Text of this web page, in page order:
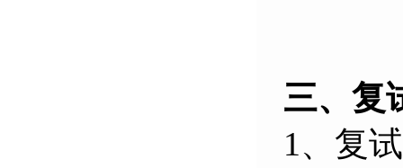
三、复
1、 复